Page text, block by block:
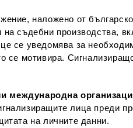
наложено от
съдебни производства,
се уведомява за
се мотивира.
международна
лица преди
на личните данни.